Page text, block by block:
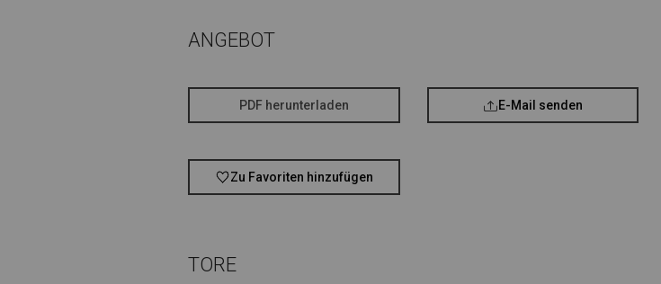
ANGEBOT
PDF herunterladen E-Mail senden
Zu Favoriten hinzufügen
TORE